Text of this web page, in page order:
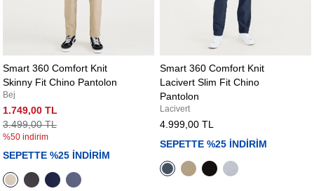
Smart 360 Comfort Knit
Skinny Fit Chino Pantolon
Bej
3.499,00 TL
1.749,00 TL
%50 indirim
SEPETTE %25 İNDİRİM
Smart 360 Comfort Knit
Lacivert Slim Fit Chino
Pantolon
Lacivert
4.999,00 TL
SEPETTE %25 İNDİRİM